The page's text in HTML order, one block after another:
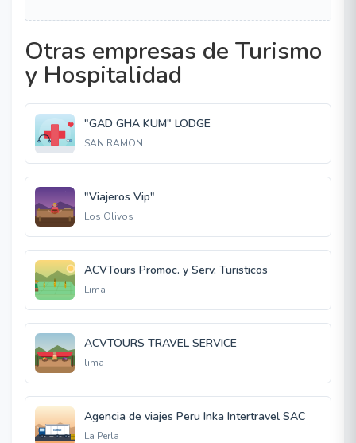
Otras empresas de Turismo
y Hospitalidad
"GAD GHA KUM" LODGE
SAN RAMON
"Viajeros Vip"
Los Olivos
ACVTours Promoc. y Serv. Turisticos
Lima
ACVTOURS TRAVEL SERVICE
lima
Agencia de viajes Peru Inka Intertravel SAC
La Perla